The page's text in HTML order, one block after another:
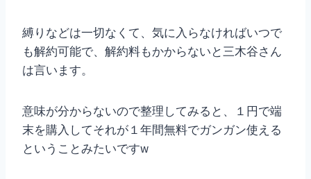
縛りなどは一切なくて、気に入らなければいつで
も解約可能で、解約料もかからないと三木谷さん
は言います。
意味が分からないので整理してみると、１円で端
末を購入してそれが１年間無料でガンガン使える
ということみたいですw